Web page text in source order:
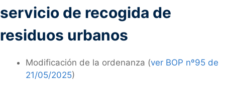
servicio de recogida de
residuos urbanos
Modificación de la ordenanza (ver BOP nº95 de
21/05/2025)